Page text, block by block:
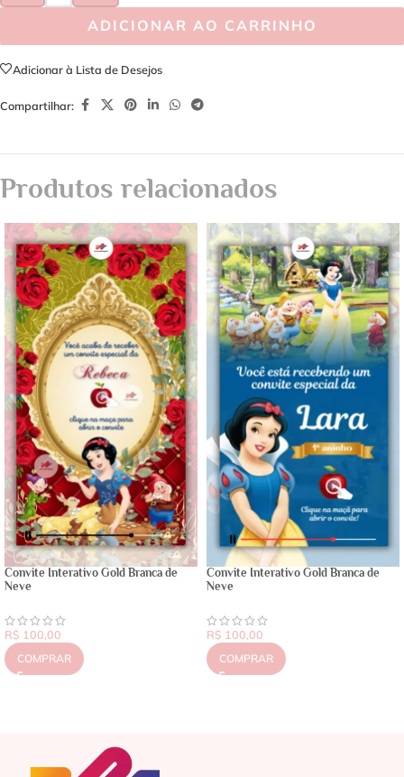
ADICIONAR AO CARRINHO
Adicionar à Lista de Desejos
Compartilhar:
Produtos relacionados
Convite Interativo Gold Branca de
Neve
R$ 100,00
COMPRAR
Convite Interativo Gold Branca de
Neve
R$ 100,00
COMPRAR